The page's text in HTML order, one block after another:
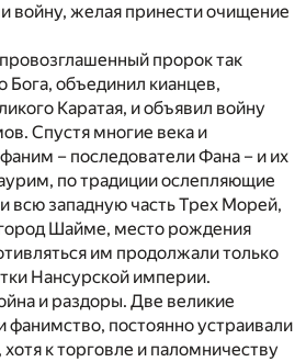
войну, желая принести очищение
пророк так
Бога, объединил кианцев,
Каратая, и объявил войну
Спустя многие века и
– последователи Фана – и их
по традиции ослепляющие
всю западную часть Трех Морей,
Шайме, место рождения
им продолжали только
Нансурской империи.
и раздоры. Две великие
фанимство, постоянно устраивали
к торговле и паломничеству